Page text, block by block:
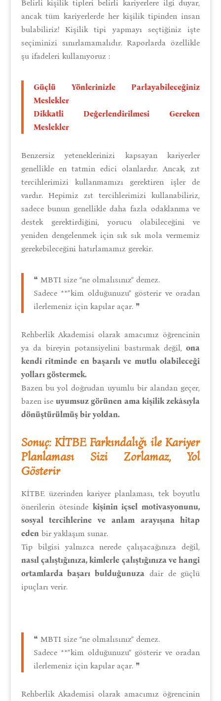
Belirli kişilik tipleri belirli kariyerlere ilgi duyar,
ancak tüm kariyerlerde her kişilik tipinden insan
bulabiliriz! Kişilik tipi yapmayı seçtiğiniz işte
seçiminizi sınırlamamalıdır. Raporlarda özellikle
şu ifadeleri kullanıyoruz :
Güçlü Yönlerinizle Parlayabileceğiniz
Meslekler
Dikkatli Değerlendirilmesi Gereken
Meslekler
Benzersiz yeteneklerinizi kapsayan kariyerler
genellikle en tatmin edici olanlardır. Ancak, zıt
tercihlerimizi kullanmamızı gerektiren işler de
vardır. Hepimiz zıt tercihlerimizi kullanabiliriz,
sadece bunun genellikle daha fazla odaklanma ve
destek gerektirdiğini, yorucu olabileceğini ve
yeniden dengelenmek için sık sık mola vermemiz
gerekebileceğini hatırlamamız gerekir.
❝ MBTI size “ne olmalısınız” demez.
Sadece **”kim olduğunuzu” gösterir ve oradan
ilerlemeniz için kapılar açar. ❞
Rehberlik Akademisi olarak amacımız öğrencinin
ya da bireyin potansiyelini bastırmak değil,ona
kendi ritminde en başarılı ve mutlu olabileceği
yolları göstermek.
Bazen bu yol doğrudan uyumlu bir alandan geçer,
bazen iseuyumsuz görünen ama kişilik zekâsıyla
dönüştürülmüş bir yoldan.
Sonuç: KİTBE Farkındalığı ile Kariyer
Planlaması Sizi Zorlamaz, Yol
Gösterir
KİTBE üzerinden kariyer planlaması, tek boyutlu
önerilerin ötesinde kişinin içsel motivasyonunu,
sosyal tercihlerine ve anlam arayışına hitap
eden bir yaklaşım sunar.
Tip bilgisi yalnızca nerede çalışacağınıza değil,
nasıl çalıştığınıza, kimlerle çalıştığınıza ve hangi
ortamlarda başarı bulduğunuza dair de güçlü
ipuçları verir.
❝ MBTI size “ne olmalısınız” demez.
Sadece **”kim olduğunuzu” gösterir ve oradan
ilerlemeniz için kapılar açar. ❞
Rehberlik Akademisi olarak amacımız öğrencinin